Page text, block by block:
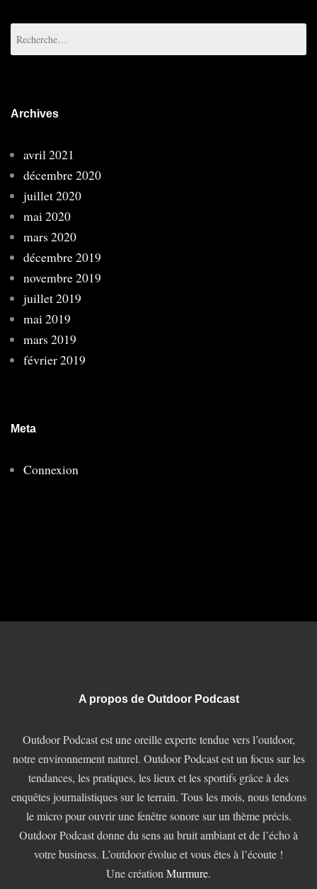
Archives
avril 2021
décembre 2020
juillet 2020
mai 2020
mars 2020
décembre 2019
novembre 2019
juillet 2019
mai 2019
mars 2019
février 2019
Meta
Connexion
A propos de Outdoor Podcast
Outdoor Podcast est une oreille experte tendue vers l’outdoor,
notre environnement naturel. Outdoor Podcast est un focus sur les
tendances, les pratiques, les lieux et les sportifs grâce à des
enquêtes journalistiques sur le terrain. Tous les mois, nous tendons
le micro pour ouvrir une fenêtre sonore sur un thème précis.
Outdoor Podcast donne du sens au bruit ambiant et de l’écho à
votre business. L’outdoor évolue et vous êtes à l’écoute !
Une création Murmure.